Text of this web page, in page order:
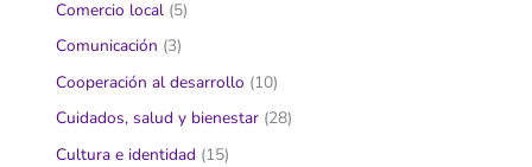
Comercio local (5)
Comunicación (3)
Cooperación al desarrollo (10)
Cuidados, salud y bienestar (28)
Cultura e identidad (15)